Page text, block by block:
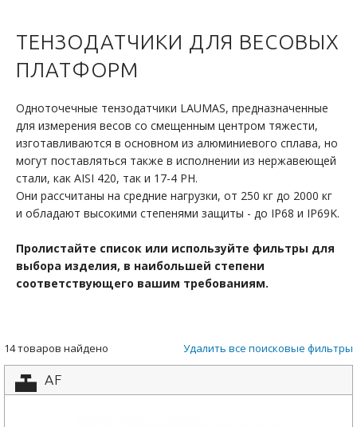
ТЕНЗОДАТЧИКИ ДЛЯ ВЕСОВЫХ
ПЛАТФОРМ
Одноточечные тензодатчики LAUMAS, предназначенные
для измерения весов со смещенным центром тяжести,
изготавливаются в основном из алюминиевого сплава, но
могут поставляться также в исполнении из нержавеющей
стали, как AISI 420, так и 17-4 PH.
Они рассчитаны на средние нагрузки, от 250 кг до 2000 кг
и обладают высокими степенями защиты - до IP68 и IP69K.
Пролистайте список или используйте фильтры для
выбора изделия, в наибольшей степени
соответствующего вашим требованиям.
14 товаров найдено Удалить все поисковые фильтры
AF